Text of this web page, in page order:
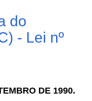
do
- Lei nº
DE 1990.